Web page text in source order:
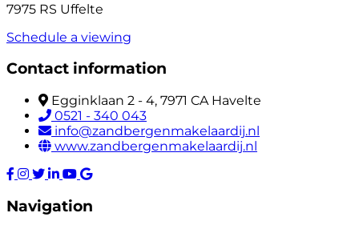
7975 RS Uffelte
Schedule a viewing
Contact information
Egginklaan 2 - 4, 7971 CA Havelte
0521 - 340 043
info@zandbergenmakelaardij.nl
www.zandbergenmakelaardij.nl
Navigation